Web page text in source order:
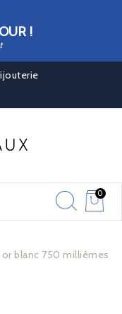
!
0
or blanc 750 millièmes